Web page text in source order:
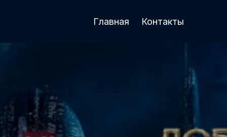
Главная Контакты